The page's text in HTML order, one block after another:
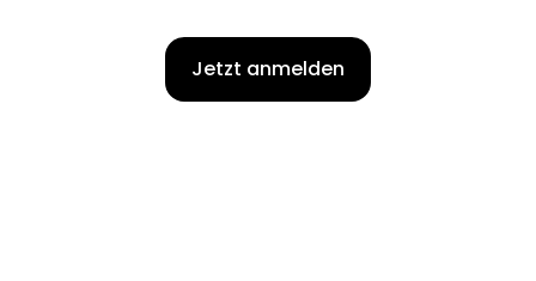
Jetzt anmelden